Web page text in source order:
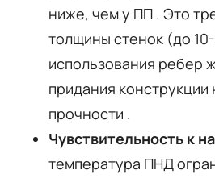
ниже, чем у ПП . Это
толщины стенок (до
использования ребер
придания
прочности .
Чувствительность к
температура ПНД